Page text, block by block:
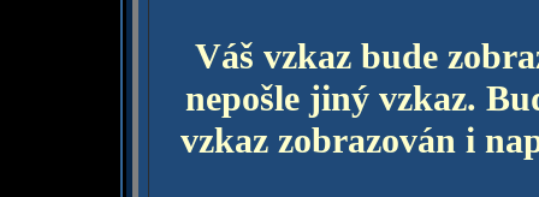
Váš vzkaz bude
nepošle jiný vzkaz.
vzkaz zobrazován i